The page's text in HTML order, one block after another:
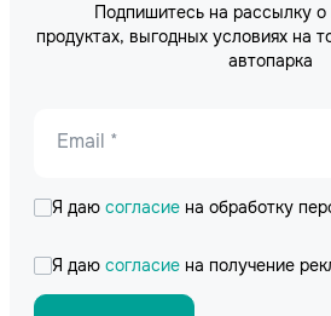
Подпишитесь на рассылку
продуктах, выгодных условиях на
автопарка
Email *
Я даю согласие на обработку
Я даю согласие на получение